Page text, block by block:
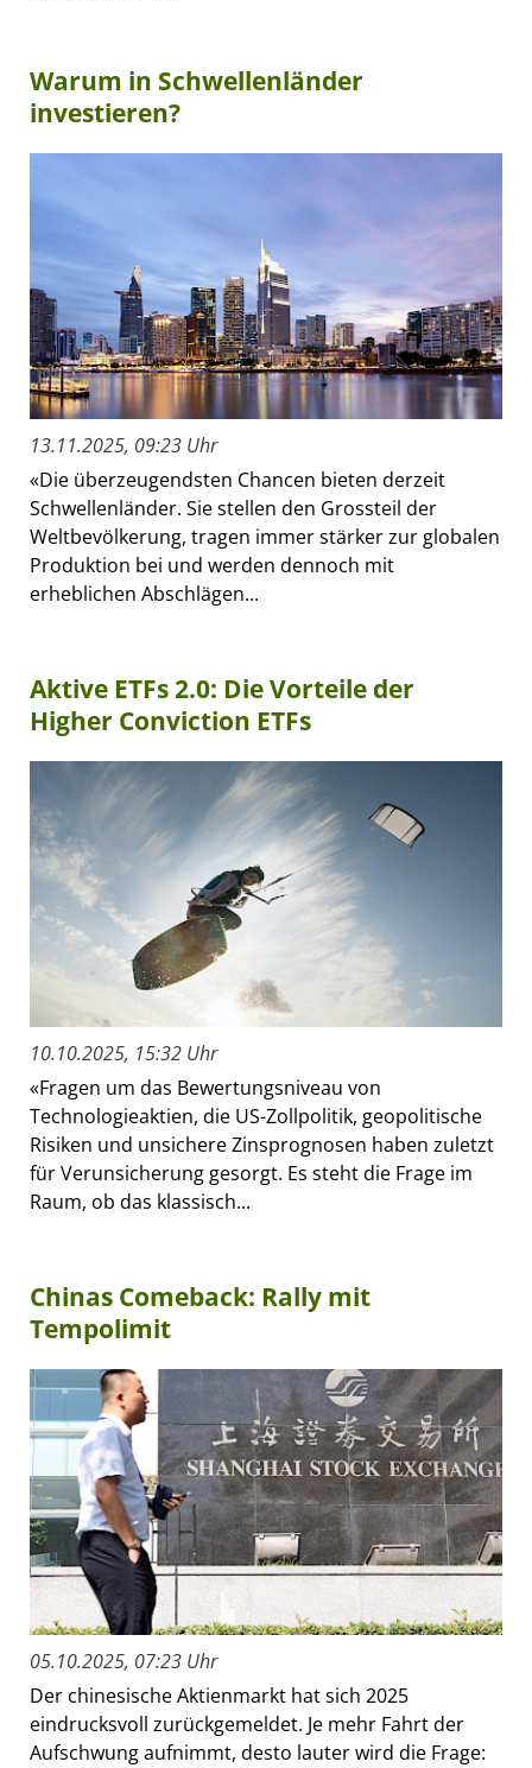
Warum in Schwellenländer
investieren?
13.11.2025, 09:23 Uhr
«Die überzeugendsten Chancen bieten derzeit
Schwellenländer. Sie stellen den Grossteil der
Weltbevölkerung, tragen immer stärker zur globalen
Produktion bei und werden dennoch mit
erheblichen Abschlägen...
Aktive ETFs 2.0: Die Vorteile der
Higher Conviction ETFs
10.10.2025, 15:32 Uhr
«Fragen um das Bewertungsniveau von
Technologieaktien, die US-Zollpolitik, geopolitische
Risiken und unsichere Zinsprognosen haben zuletzt
für Verunsicherung gesorgt. Es steht die Frage im
Raum, ob das klassisch...
Chinas Comeback: Rally mit
Tempolimit
05.10.2025, 07:23 Uhr
Der chinesische Aktienmarkt hat sich 2025
eindrucksvoll zurückgemeldet. Je mehr Fahrt der
Aufschwung aufnimmt, desto lauter wird die Frage: